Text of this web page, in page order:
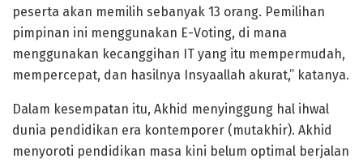
peserta akan memilih sebanyak 13 orang. Pemilihan
pimpinan ini menggunakan E-Voting, di mana
menggunakan kecanggihan IT yang itu mempermudah,
mempercepat, dan hasilnya Insyaallah akurat,” katanya.
Dalam kesempatan itu, Akhid menyinggung hal ihwal
dunia pendidikan era kontemporer (mutakhir). Akhid
menyoroti pendidikan masa kini belum optimal berjalan